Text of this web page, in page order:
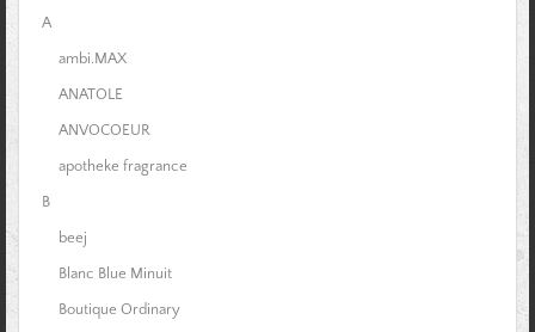
A
ambi.MAX
ANATOLE
ANVOCOEUR
apotheke fragrance
B
beej
Blanc Blue Minuit
Boutique Ordinary